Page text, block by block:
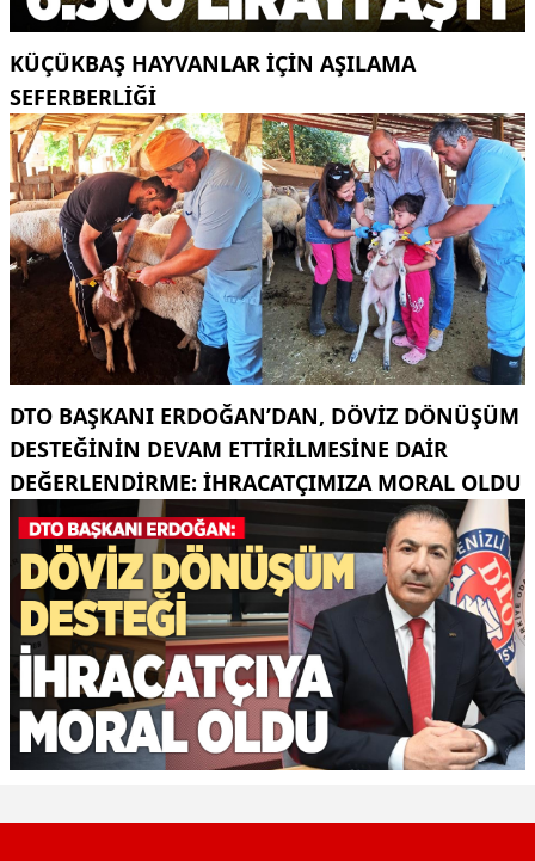
KÜÇÜKBAŞ HAYVANLAR İÇİN AŞILAMA
SEFERBERLİĞİ
DTO BAŞKANI ERDOĞAN’DAN, DÖVIZ DÖNÜŞÜM
DESTEĞININ DEVAM ETTIRILMESINE DAIR
DEĞERLENDIRME: İHRACATÇIMIZA MORAL OLDU